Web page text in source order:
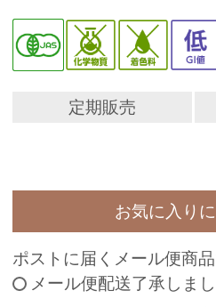
定期販売
お気に入り
ポストに届くメール便商
メール便配送了承しま